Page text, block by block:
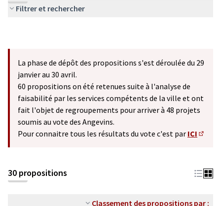
Filtrer et rechercher
La phase de dépôt des propositions s'est déroulée du 29
janvier au 30 avril.
60 propositions on été retenues suite à l'analyse de
faisabilité par les services compétents de la ville et ont
fait l'objet de regroupements pour arriver à 48 projets
soumis au vote des Angevins.
Pour connaitre tous les résultats du vote c'est par ICI
30 propositions
Classement des propositions par :